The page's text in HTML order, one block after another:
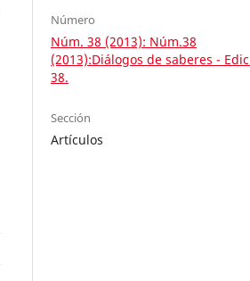
Número
Núm. 38 (2013): Núm.38
(2013):Diálogos de saberes -
38.
Sección
Artículos